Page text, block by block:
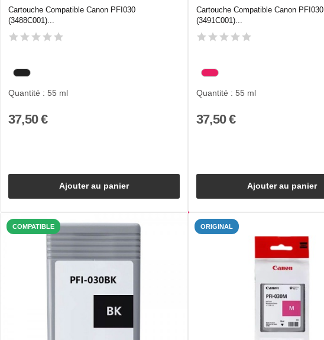
Cartouche Compatible Canon PFI030
(3488C001)...
Quantité : 55 ml
37,50 €
Ajouter au panier
Cartouche Compatible Canon PFI030
(3491C001)...
Quantité : 55 ml
37,50 €
Ajouter au panier
COMPATIBLE ORIGINAL